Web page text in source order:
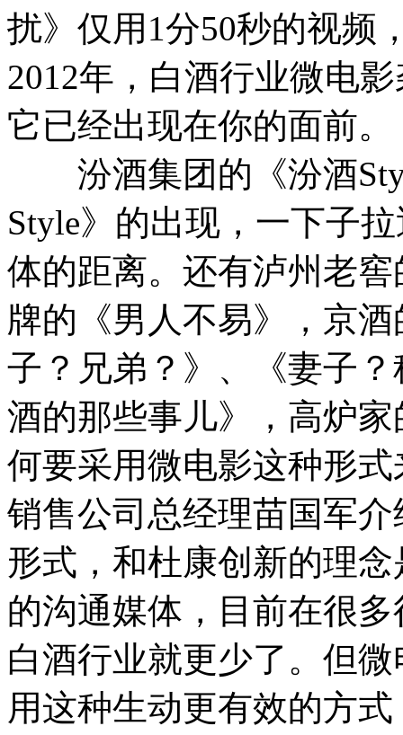
扰》仅用1分50秒的视频
2012年，白酒行业微电
它已经出现在你的面前。
汾酒集团的《汾酒
Style》的出现，一下子
体的距离。还有泸州老
牌的《男人不易》，京
子？兄弟？》、《妻子
酒的那些事儿》，高炉
何要采用微电影这种形
销售公司总经理苗国军
形式，和杜康创新的理
的沟通媒体，目前在很
白酒行业就更少了。但
用这种生动更有效的方